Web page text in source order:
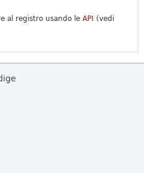
al registro usando le API (vedi